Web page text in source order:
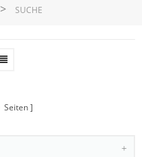
> SUCHE
Seiten